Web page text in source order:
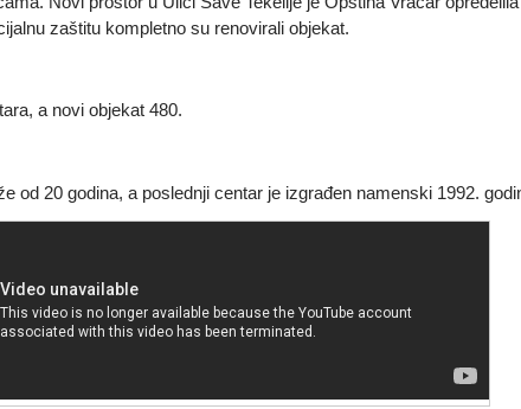
zaštitu kompletno su renovirali objekat.
a novi objekat 480.
od 20 godina, a poslednji centar je izgrađen namenski 1992.